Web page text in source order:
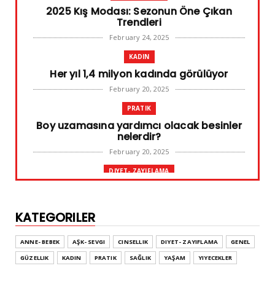
2025 Kış Modası: Sezonun Öne Çıkan
Trendleri
February 24, 2025
KADIN
Her yıl 1,4 milyon kadında görülüyor
February 20, 2025
PRATIK
Boy uzamasına yardımcı olacak besinler
nelerdir?
February 20, 2025
DIYET- ZAYIFLAMA
Leke ve çatlak tedavisinde radyofrekans
yöntemi
February 02, 2025
KATEGORILER
ANNE- BEBEK AŞK- SEVGI CINSELLIK DIYET- ZAYIFLAMA
GENEL
GÜZELLIK
KADIN PRATIK SAĞLIK YAŞAM YIYECEKLER